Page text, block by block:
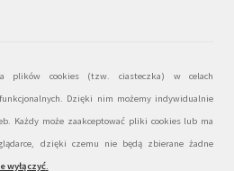
plików cookies (tzw. ciasteczka) w celach
Dzięki nim możemy indywidualnie
Każdy może zaakceptować pliki cookies lub ma
dzięki czemu nie będą zbierane żadne
wyłączyć.